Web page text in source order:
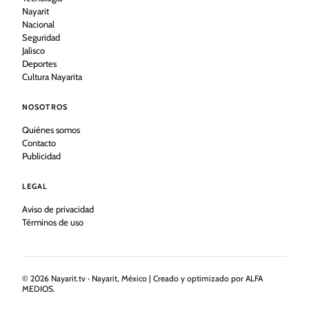
Nayarit
Nacional
Seguridad
Jalisco
Deportes
Cultura Nayarita
NOSOTROS
Quiénes somos
Contacto
Publicidad
LEGAL
Aviso de privacidad
Términos de uso
© 2026 Nayarit.tv · Nayarit, México | Creado y optimizado por ALFA
MEDIOS.